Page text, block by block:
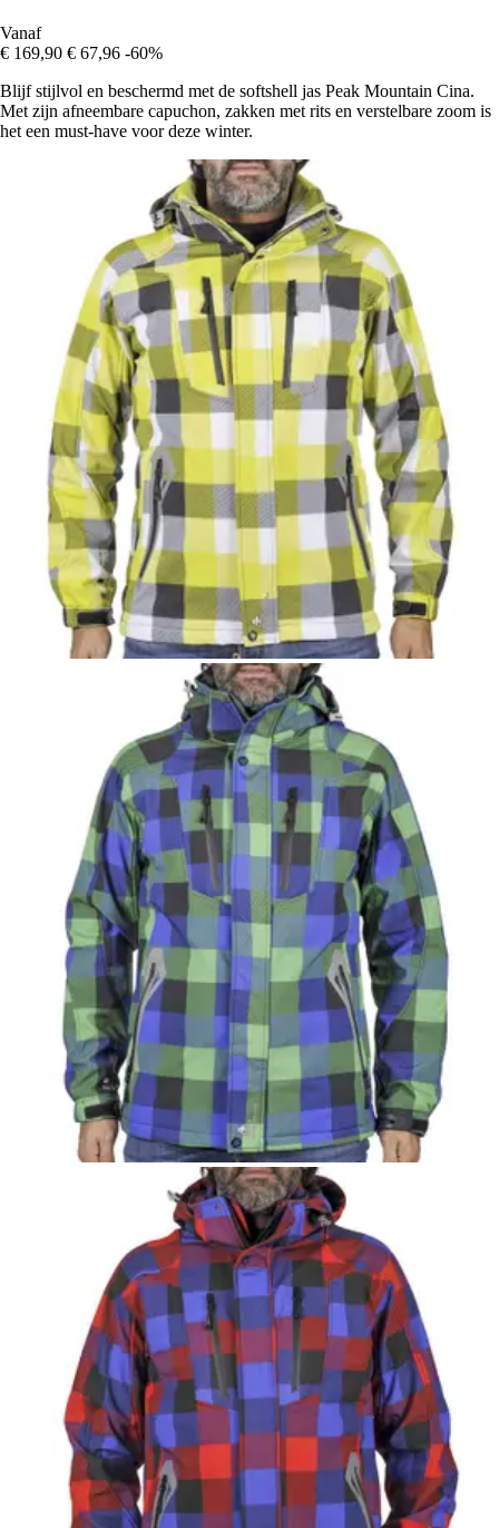
Vanaf
€ 169,90 € 67,96 -60%
Blijf stijlvol en beschermd met de softshell jas Peak Mountain Cina.
Met zijn afneembare capuchon, zakken met rits en verstelbare zoom is
het een must-have voor deze winter.